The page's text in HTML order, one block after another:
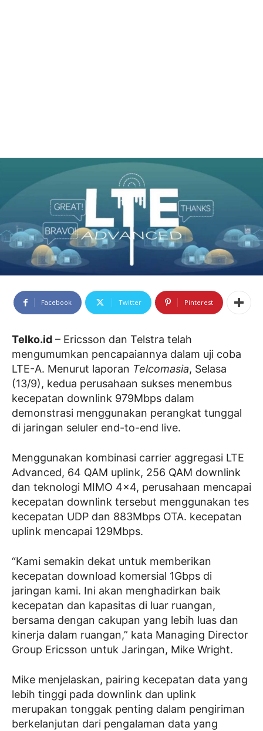
Facebook Twitter Pinterest
Telko.id – Ericsson dan Telstra telah
mengumumkan pencapaiannya dalam uji coba
LTE-A. Menurut laporan Telcomasia, Selasa
(13/9), kedua perusahaan sukses menembus
kecepatan downlink 979Mbps dalam
demonstrasi menggunakan perangkat tunggal
di jaringan seluler end-to-end live.
Menggunakan kombinasi carrier aggregasi LTE
Advanced, 64 QAM uplink, 256 QAM downlink
dan teknologi MIMO 4×4, perusahaan mencapai
kecepatan downlink tersebut menggunakan tes
kecepatan UDP dan 883Mbps OTA. kecepatan
uplink mencapai 129Mbps.
“Kami semakin dekat untuk memberikan
kecepatan download komersial 1Gbps di
jaringan kami. Ini akan menghadirkan baik
kecepatan dan kapasitas di luar ruangan,
bersama dengan cakupan yang lebih luas dan
kinerja dalam ruangan,” kata Managing Director
Group Ericsson untuk Jaringan, Mike Wright.
Mike menjelaskan, pairing kecepatan data yang
lebih tinggi pada downlink dan uplink
merupakan tonggak penting dalam pengiriman
berkelanjutan dari pengalaman data yang